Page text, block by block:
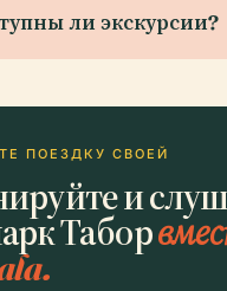
ли экскурсии?
ПОЕЗДКУ СВОЕЙ
и
Табор